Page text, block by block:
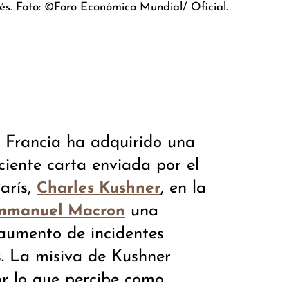
Foto: ©Foro Económico Mundial/ Oficial.
ha adquirido una
carta enviada por el
Charles Kushner, en la
Macron una
de incidentes
La misiva de Kushner